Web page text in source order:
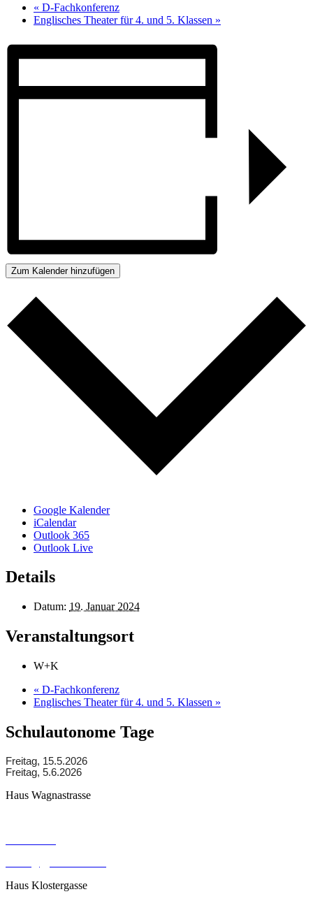
« D-Fachkonferenz
Englisches Theater für 4. und 5. Klassen »
Zum Kalender hinzufügen
Google Kalender
iCalendar
Outlook 365
Outlook Live
Details
Datum: 19. Januar 2024
Veranstaltungsort
W+K
« D-Fachkonferenz
Englisches Theater für 4. und 5. Klassen »
Schulautonome Tage
Freitag, 15.5.2026
Freitag, 5.6.2026
Haus Wagnastrasse
Haus Klostergasse